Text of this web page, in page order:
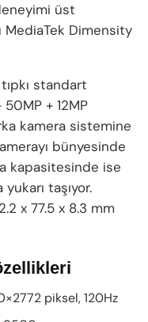
üst
MediaTek Dimensity
standart
+ 12MP
kamera sistemine
bünyesinde
kapasitesinde ise
taşıyor.
x 77.5 x 8.3 mm
piksel, 120Hz